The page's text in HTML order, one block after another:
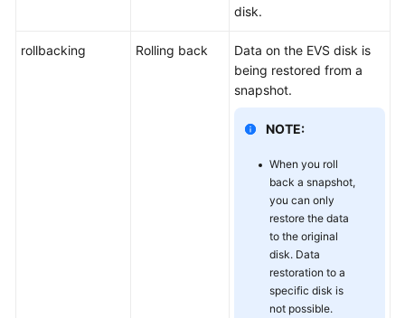
disk.
rollbacking Rolling back
Data on the EVS disk is
being restored from a
snapshot.
NOTE:
When you roll
back a snapshot,
you can only
restore the data
to the original
disk. Data
restoration to a
specific disk is
not possible.